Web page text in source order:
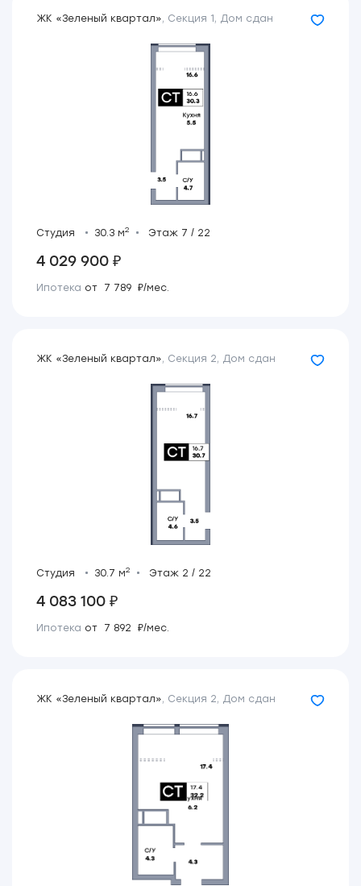
ЖК «Зеленый квартал», Секция 1, Дом сдан
Студия 30.3 м2 Этаж 7 / 22
4 029 900 ₽
Ипотека от 7 789 ₽/мес.
ЖК «Зеленый квартал», Секция 2, Дом сдан
Студия 30.7 м2 Этаж 2 / 22
4 083 100 ₽
Ипотека от 7 892 ₽/мес.
ЖК «Зеленый квартал», Секция 2, Дом сдан